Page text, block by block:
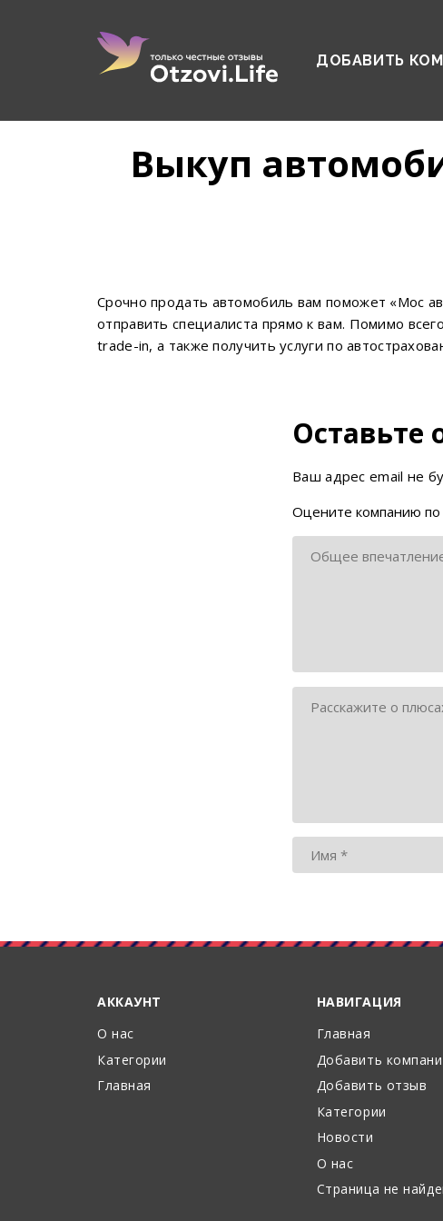
ДОБАВИТЬ
Выкуп
Срочно продать автомобиль вам поможет «Мос
отправить специалиста прямо к вам. Помимо
trade-in, а также получить услуги по
Оставьте
Ваш адрес email не
Оцените компанию по
АККАУНТ
О нас
Категории
Главная
НАВИГАЦИЯ
Главная
Добавить
Добавить отзыв
Категории
Новости
О нас
Страница не